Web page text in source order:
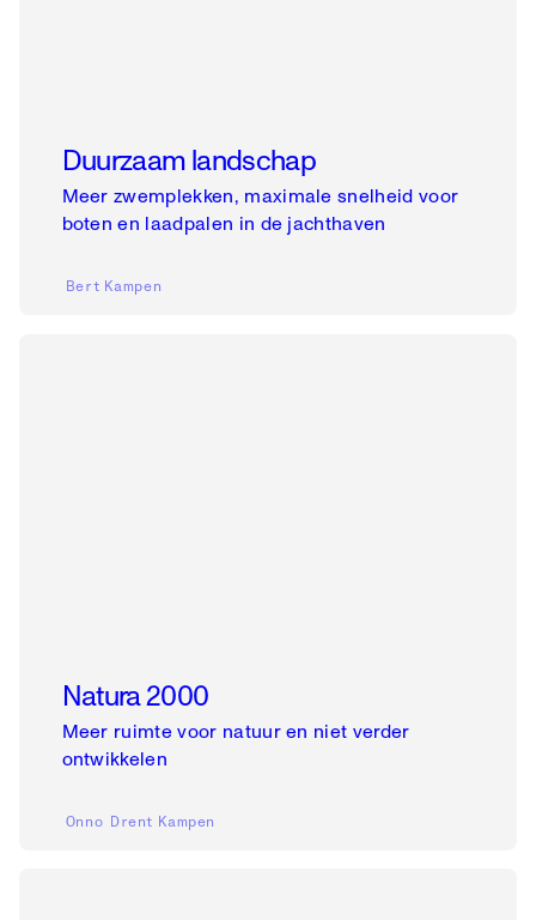
Duurzaam landschap
Meer zwemplekken, maximale snelheid voor
boten en laadpalen in de jachthaven
Bert Kampen
Natura 2000
Meer ruimte voor natuur en niet verder
ontwikkelen
Onno Drent Kampen